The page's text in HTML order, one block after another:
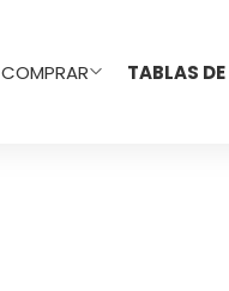
COMPRAR TABLAS